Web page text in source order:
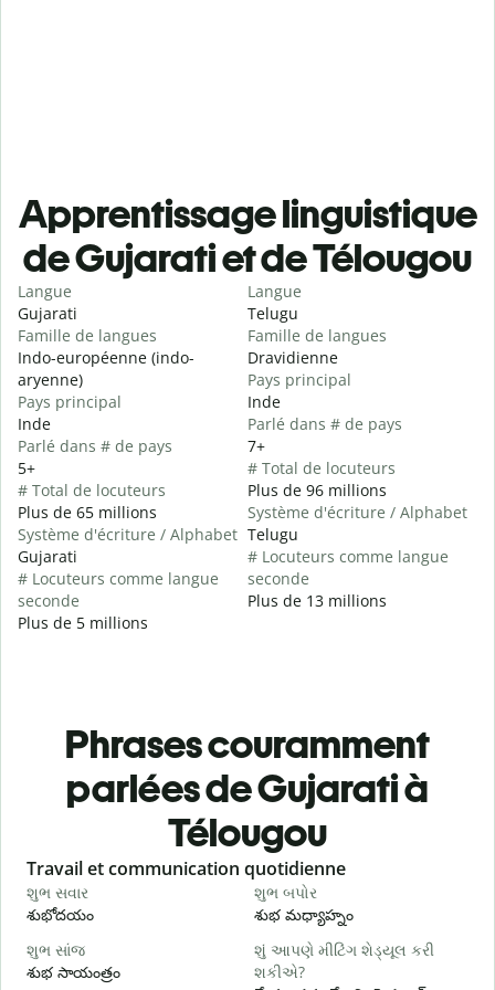
Apprentissage linguistique
de Gujarati et de Télougou
Langue
Gujarati
Famille de langues
Indo-européenne (indo-
aryenne)
Pays principal
Inde
Parlé dans # de pays
5+
# Total de locuteurs
Plus de 65 millions
Système d'écriture / Alphabet
Gujarati
# Locuteurs comme langue
seconde
Plus de 5 millions
Langue
Telugu
Famille de langues
Dravidienne
Pays principal
Inde
Parlé dans # de pays
7+
# Total de locuteurs
Plus de 96 millions
Système d'écriture / Alphabet
Telugu
# Locuteurs comme langue
seconde
Plus de 13 millions
Phrases couramment
parlées de Gujarati à
Télougou
Slide 1 of 6
Travail et communication quotidienne
શુભ સવાર
శుభోదయం
શુભ બપોર
శుభ మధ్యాహ్నం
શુભ સાંજ
శుభ సాయంత్రం
શું આપણે મીટિંગ શેડ્યૂલ કરી
શકીએ?